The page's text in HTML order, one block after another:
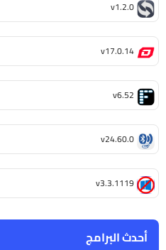
أحدث البرامج
v1.2.0
v17.0.14
v6.52
v24.60.0
v3.3.1119